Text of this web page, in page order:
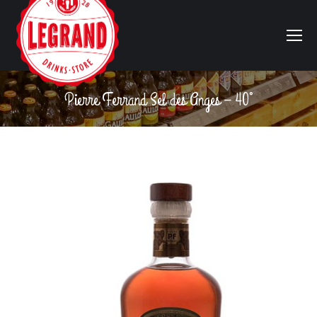
Pierre Ferrand Sel des Anges – 40°
Vous êtes ici :